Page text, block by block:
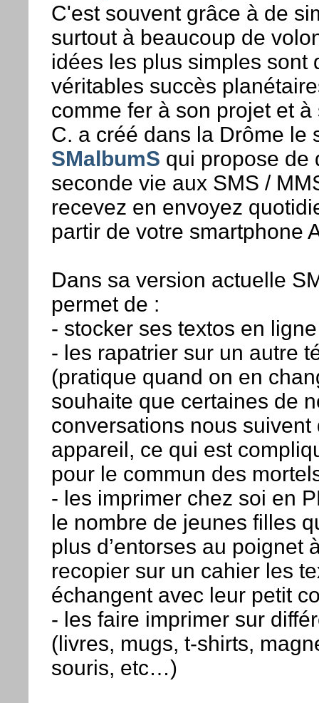
C'est souvent grâce à de
surtout à beaucoup de
idées les plus simples sont
véritables succès
comme fer à son projet et
C. a créé dans la Drôme le
SMalbumS qui propose de
seconde vie aux SMS /
recevez en envoyez
partir de votre smartphone
Dans sa version actuelle
permet de :
- stocker ses textos en ligne
- les rapatrier sur un autre
(pratique quand on en
souhaite que certaines de
conversations nous
appareil, ce qui est
pour le commun des
- les imprimer chez soi en
le nombre de jeunes filles
plus d’entorses au poignet
recopier sur un cahier les
échangent avec leur petit
- les faire imprimer sur
(livres, mugs, t-shirts,
souris, etc…)